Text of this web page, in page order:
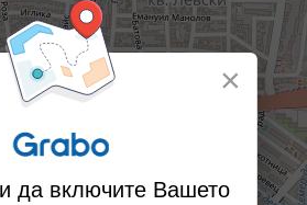
×
да включите Вашето